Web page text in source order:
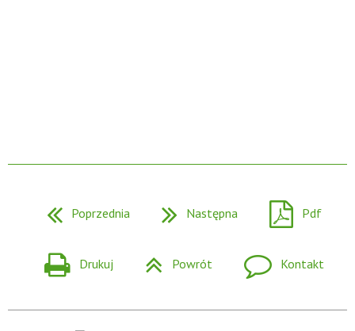
Poprzednia Następna Pdf
Drukuj Powrót Kontakt